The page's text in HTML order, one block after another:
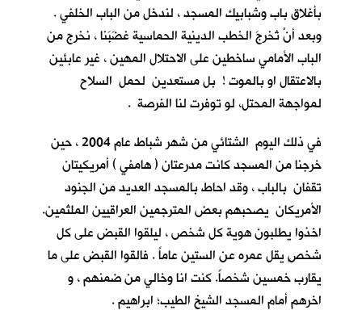
بأغلاق باب وشبابيك المسجد ، لندخل من الباب الخلفي .
وبعد أنْ تُخرجَ الخطب الدينية الحماسية غضَبَنا ، نخرج من
الباب الأمامي ساخطين على الاحتلال المهين ، غير عابئين
بالاعتقال او بالموت ! بل مستعدين لحمل السلاح
لمواجهة المحتل، لو توفرت لنا الفرصة .
في ذلك اليوم الشتائي من شهر شباط عام 2004 ، حين
خرجنا من المسجد كانت مدرعتان ( هامفي ) أمريكيتان
تقفان بالباب ، وقد احاط بالمسجد العديد من الجنود
الأمريكان يصحبهم بعض المترجمين العراقيين الملثمين.
اخذوا يطلبون هوية كل شخص ، ليلقوا القبض على كل
شخصٍ يقل عمره عن الستين عاماً . فالقوا القبض على ما
يقارب خمسين شخصاً. كنت انا وخالي من ضمنهم ، و
اخرهم أمام المسجد الشيخ الطيب؛ ابراهيم .